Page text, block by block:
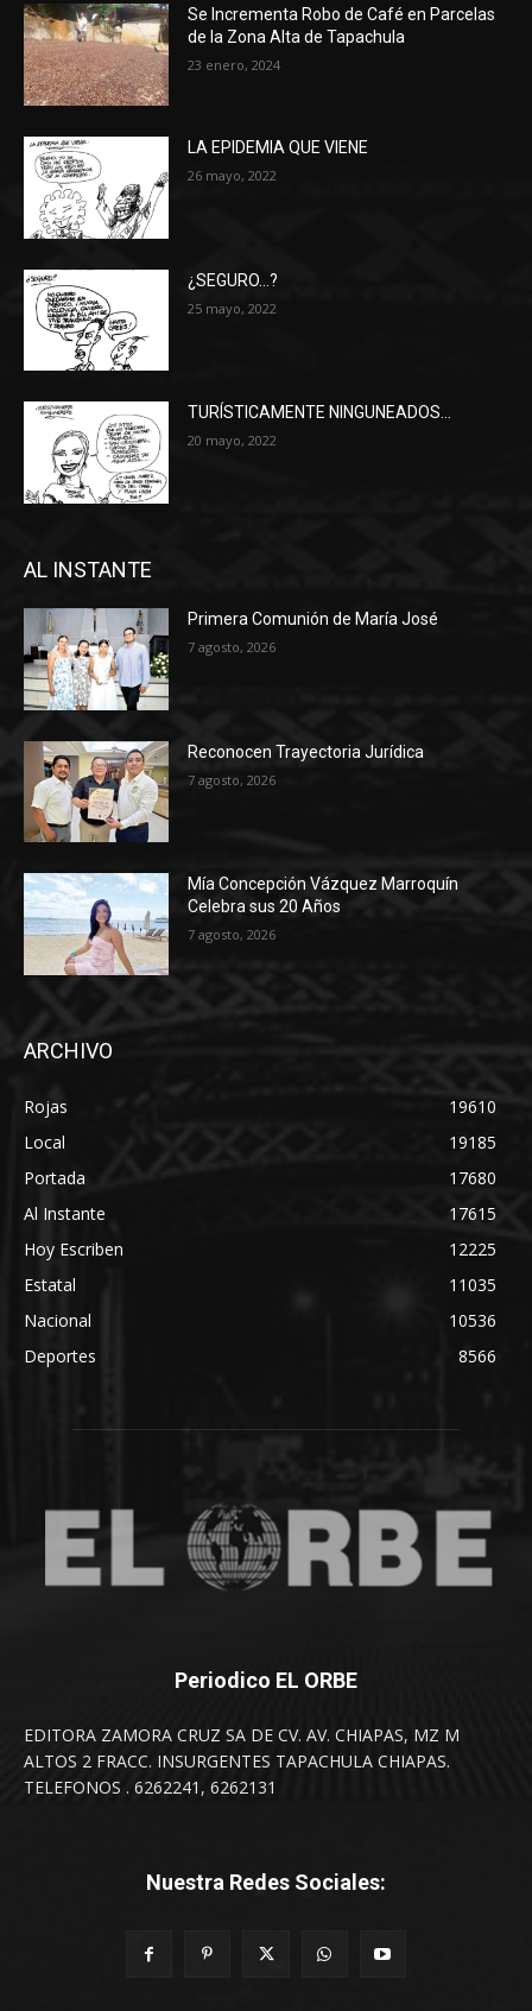
Se Incrementa Robo de Café en Parcelas
de la Zona Alta de Tapachula
23 enero, 2024
LA EPIDEMIA QUE VIENE
26 mayo, 2022
¿SEGURO…?
25 mayo, 2022
TURÍSTICAMENTE NINGUNEADOS…
20 mayo, 2022
AL INSTANTE
Primera Comunión de María José
7 agosto, 2026
Reconocen Trayectoria Jurídica
7 agosto, 2026
Mía Concepción Vázquez Marroquín
Celebra sus 20 Años
7 agosto, 2026
ARCHIVO
Rojas
19610
Local
19185
Portada
17680
Al Instante
17615
Hoy Escriben
12225
Estatal
11035
Nacional
10536
Deportes
8566
Periodico EL ORBE
EDITORA ZAMORA CRUZ SA DE CV. AV. CHIAPAS, MZ M
ALTOS 2 FRACC. INSURGENTES TAPACHULA CHIAPAS.
TELEFONOS . 6262241, 6262131
Nuestra Redes Sociales: